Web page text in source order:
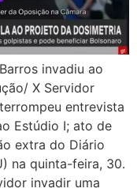
invadiu ao
X Servidor
entrevista
Estúdio I; ato de
extra do Diário
na quinta-feira, 30.
invadir uma